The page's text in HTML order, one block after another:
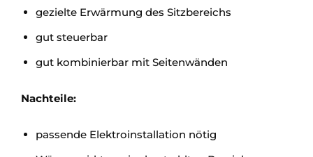
gezielte Erwärmung des Sitzbereichs
gut steuerbar
gut kombinierbar mit Seitenwänden
Nachteile:
passende Elektroinstallation nötig